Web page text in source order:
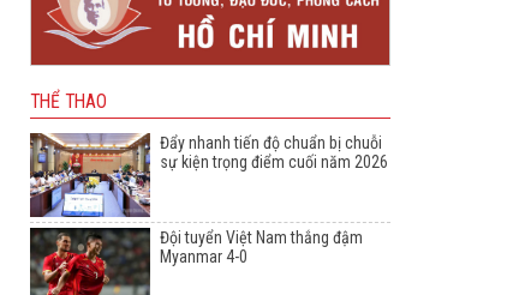
THỂ THAO
Đẩy nhanh tiến độ chuẩn bị chuỗi
sự kiện trọng điểm cuối năm 2026
Đội tuyển Việt Nam thắng đậm
Myanmar 4-0